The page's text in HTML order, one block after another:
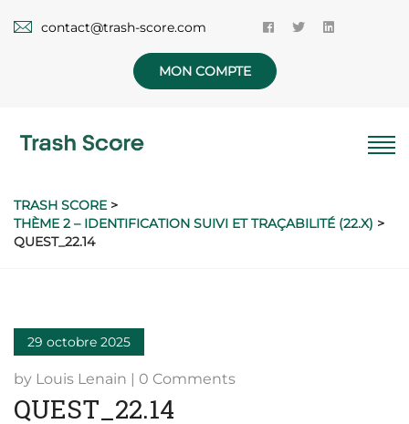
contact@trash-score.com
MON COMPTE
TRASH SCORE>
THÈME 2 – IDENTIFICATION SUIVI ET TRAÇABILITÉ (22.X) >
QUEST_22.14
29 octobre 2025
by Louis Lenain | 0 Comments
QUEST_22.14